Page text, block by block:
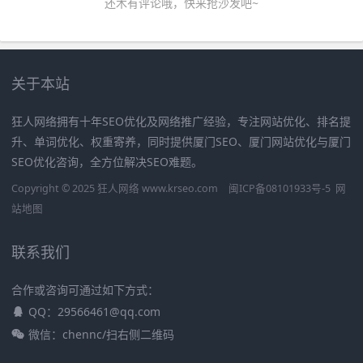
关于本站
狂人网络拥有十年SEO优化及网络推广经验，专注网站优化、排名提
升、单词优化、权重寄养，同时提供厦门SEO、厦门网站优化与厦门
SEO优化咨询，全方位解决SEO难题。
Copyright © 2025 狂人网络 www.krseo.com 闽ICP备08101933号-5 网
站地图
联系我们
合作或咨询可通过如下方式：
QQ：29566461@qq.com
微信：chennc/扫右侧二维码